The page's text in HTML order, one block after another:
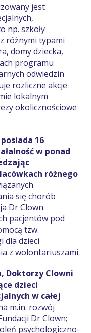
jest
np. szkoły
różnymi typami
domy dziecka,
programu
odwiedzin
rozliczne akcje
lokalnym
okolicznościowe
16
w ponad
różnego
się chorób
Dr Clown
pacjentów pod
tzw.
dla dzieci
z wolontariuszami.
Doktorzy Clowni
dzieci
w całej
m.in. rozwój
Dr Clown;
psychologiczno-